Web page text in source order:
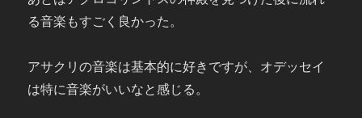
る音楽もすごく良かった。
アサクリの音楽は基本的に好きですが、オデッセイ
は特に音楽がいいなと感じる。